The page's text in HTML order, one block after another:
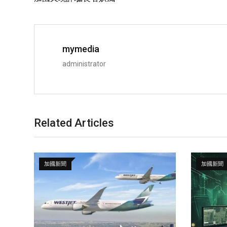
mymedia
administrator
Related Articles
加國新聞 加國新聞